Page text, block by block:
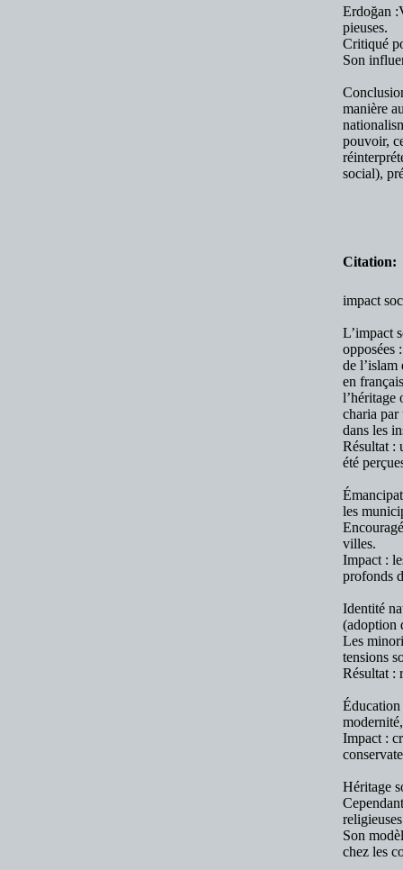
Erdoğan
pieuses.
Critiqué
Son
manière
pouvoir,
social),
Citation:
impact
L’impact
opposées
de l’islam
en
l’héritage
charia
dans les
Résultat :
été
les
villes.
Impact :
profonds
Identité
(adoption
Les
tensions
Résultat :
Éducation
Impact :
Héritage
Son
chez les